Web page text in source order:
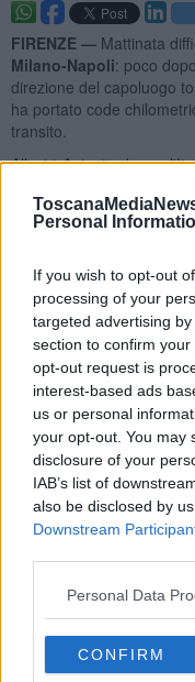
Personal
If you wish to opt-out
processing of your
targeted advertising
section to confirm
opt-out request is
interest-based ads
us or personal
your opt-out. You may
disclosure of your
IAB’s list of
also be disclosed by
Downstream
Personal Data
CONFIRM
FIRENZE — Mattinata
Milano-Napoli: poco
direzione del capoluogo
ha portato code
transito.
Alle 11 Autostrade per
Il sinistro è avvenuto in
per consentire le
traffico è stato